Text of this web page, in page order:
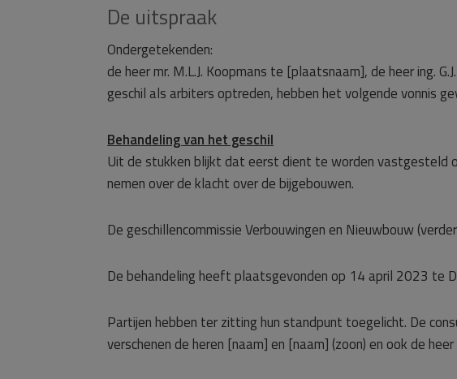
De uitspraak
Ondergetekenden:
de heer mr. M.L.J. Koopmans te [plaatsnaam], de heer ing.
geschil als arbiters optreden, hebben het volgende vonnis
Behandeling van het geschil
Uit de stukken blijkt dat eerst dient te worden vastgesteld
nemen over de klacht over de bijgebouwen.
De geschillencommissie Verbouwingen en Nieuwbouw
De behandeling heeft plaatsgevonden op 14 april 2023 te
Partijen hebben ter zitting hun standpunt toegelicht. De
verschenen de heren [naam] en [naam] (zoon) en ook de